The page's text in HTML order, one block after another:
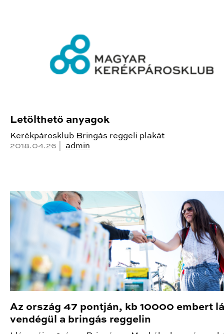
Letölthető anyagok
Kerékpárosklub Bringás reggeli plakát
2018.04.26 | admin
Az ország 47 pontján, kb 10000 embert
vendégül a bringás reggelin